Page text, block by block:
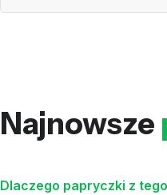
Najnowsze
Dlaczego papryczki z